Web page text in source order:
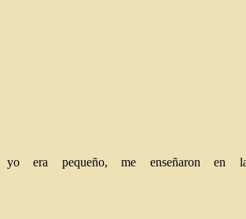
pequeño, me enseñaron en la